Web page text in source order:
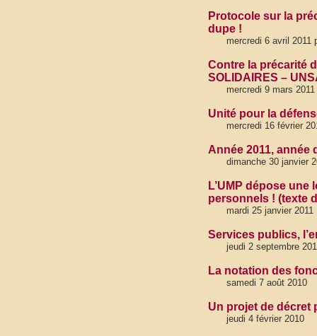
Protocole sur la
dupe !
mercredi 6 avril 2011
Contre la précarité
SOLIDAIRES –
mercredi 9 mars 2011
Unité pour la
mercredi 16 février
Année 2011,
dimanche 30 janvier
L’UMP dépose
personnels ! (texte
mardi 25 janvier 2011
Services publics,
jeudi 2 septembre
La notation des
samedi 7 août 2010
Un projet de
jeudi 4 février 2010